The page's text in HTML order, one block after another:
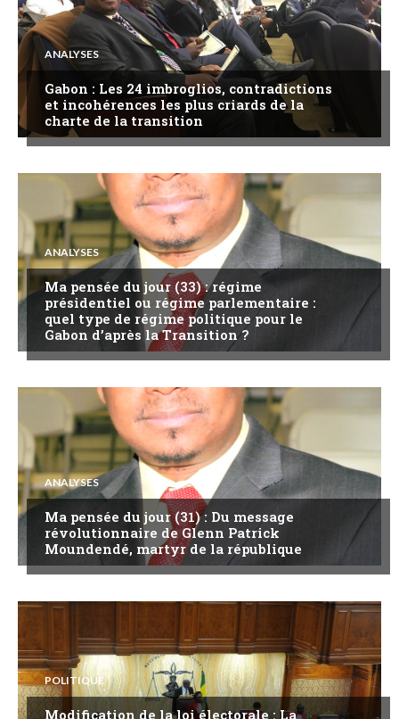
ANALYSES
Gabon : Les 24 imbroglios, contradictions
et incohérences les plus criards de la
charte de la transition
ANALYSES
Ma pensée du jour (33) : régime
présidentiel ou régime parlementaire :
quel type de régime politique pour le
Gabon d’après la Transition ?
ANALYSES
Ma pensée du jour (31) : Du message
révolutionnaire de Glenn Patrick
Moundendé, martyr de la république
POLITIQUE
Modification de la loi électorale : La